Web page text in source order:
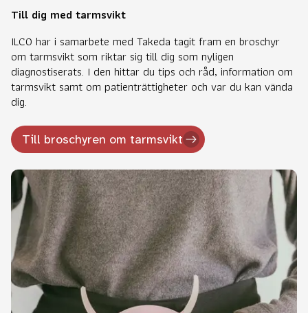
Till dig med tarmsvikt
ILCO har i samarbete med Takeda tagit fram en broschyr
om tarmsvikt som riktar sig till dig som nyligen
diagnostiserats. I den hittar du tips och råd, information om
tarmsvikt samt om patienträttigheter och var du kan vända
dig.
Till broschyren om tarmsvikt